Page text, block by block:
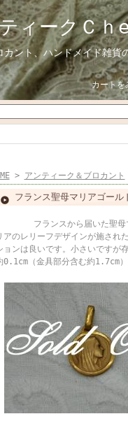
ィークＣｈ
ント、ハンドメイド雑貨
カートを
> アンティーク＆ブロカント
フランス聖母マリアゴール
ンスから届いた聖母マリア
アのレリーフデザインが施され
ョンは良いです。小さいで
0.1cm（金具部分含む約1.7cm）